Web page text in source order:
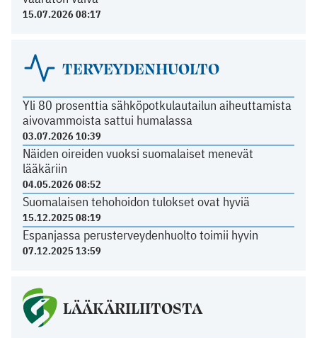
15.07.2026 08:17
TERVEYDENHUOLTO
Yli 80 prosenttia sähköpotkulautailun aiheuttamista
aivovammoista sattui humalassa
03.07.2026 10:39
Näiden oireiden vuoksi suomalaiset menevät
lääkäriin
04.05.2026 08:52
Suomalaisen tehohoidon tulokset ovat hyviä
15.12.2025 08:19
Espanjassa perusterveydenhuolto toimii hyvin
07.12.2025 13:59
LÄÄKÄRILIITOSTA